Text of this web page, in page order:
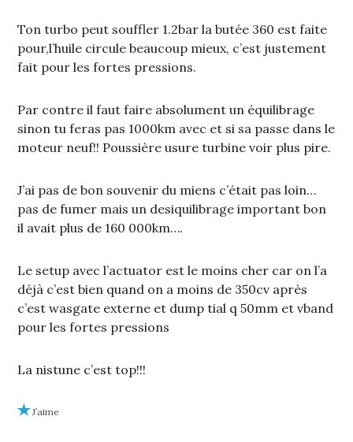
Ton turbo peut souffler 1.2bar la butée 360 est faite
pour,l’huile circule beaucoup mieux, c’est justement
fait pour les fortes pressions.
Par contre il faut faire absolument un équilibrage
sinon tu feras pas 1000km avec et si sa passe dans le
moteur neuf!! Poussière usure turbine voir plus pire.
J’ai pas de bon souvenir du miens c’était pas loin…
pas de fumer mais un desiquilibrage important bon
il avait plus de 160 000km….
Le setup avec l’actuator est le moins cher car on l’a
déjà c’est bien quand on a moins de 350cv après
c’est wasgate externe et dump tial q 50mm et vband
pour les fortes pressions
La nistune c’est top!!!
J’aime